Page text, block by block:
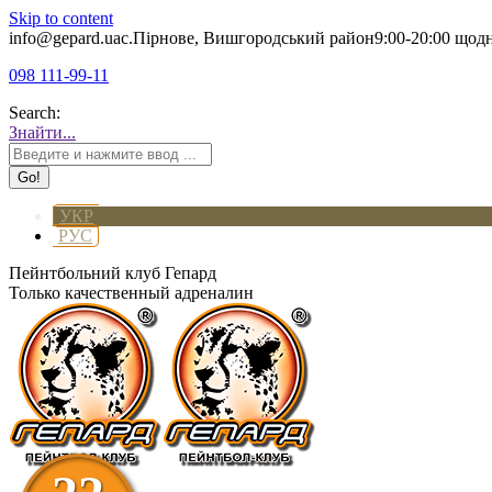
Skip to content
info@gepard.uaс.Пірнове, Вишгородський район9:00-20:00
098 111-99-11
Search:
Знайти...
УКР
РУС
Пейнтбольний клуб Гепард
Только качественный адреналин